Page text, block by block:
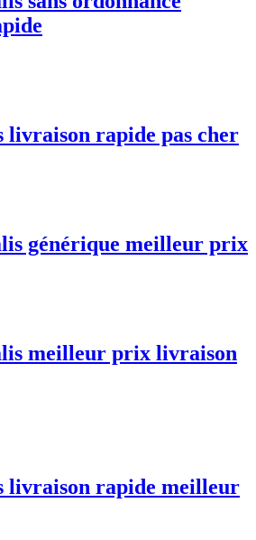
livraison rapide pas cher
générique meilleur prix
meilleur prix livraison
livraison rapide meilleur